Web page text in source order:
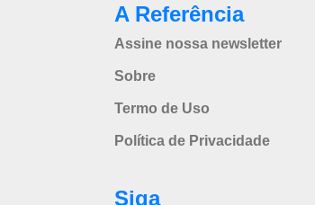
A Referência
Assine nossa newsletter
Sobre
Termo de Uso
Política de Privacidade
Siga